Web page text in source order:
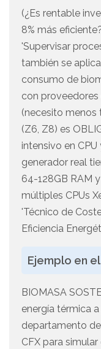
(¿Es rentable
8% más
'Supervisar
también se
consumo de
con
(necesito menos
(Z6, Z8) es
intensivo en
generador real
64-128GB RAM
múltiples CPUs
'Técnico de
Eficiencia
Ejemplo en
BIOMASA
energía térmica
departamento de
CFX para